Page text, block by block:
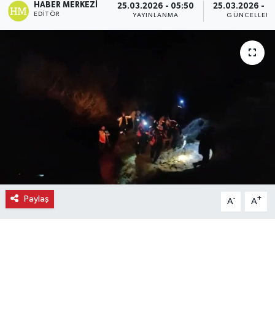
HABER MERKEZI
EDITÖR
25.03.2026 - 05:50
YAYINLANMA
25.03.2026 -
Paylaş A- A+
Dünya
Eleman
Gurme
Son Dakika Haberleri